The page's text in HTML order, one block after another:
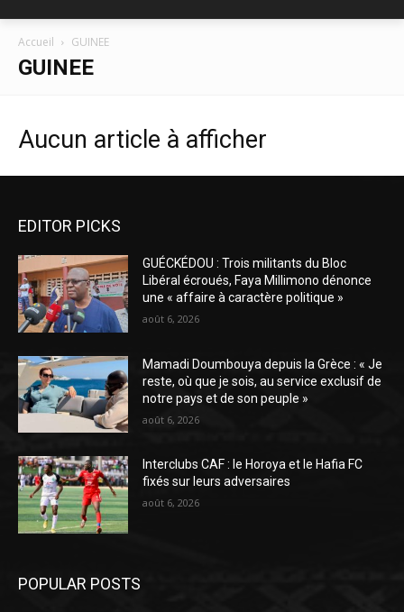
Accueil GUINEE
GUINEE
Aucun article à afficher
EDITOR PICKS
GUÉCKÉDOU : Trois militants du Bloc
Libéral écroués, Faya Millimono dénonce
une « affaire à caractère politique »
août 6, 2026
Mamadi Doumbouya depuis la Grèce : « Je
reste, où que je sois, au service exclusif de
notre pays et de son peuple »
août 6, 2026
Interclubs CAF : le Horoya et le Hafia FC
fixés sur leurs adversaires
août 6, 2026
POPULAR POSTS